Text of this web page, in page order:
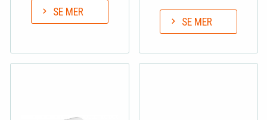
SE MER
SE MER